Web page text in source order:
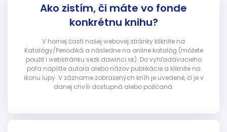
Ako zistím, či máte vo fonde
konkrétnu knihu?
V hornej časti našej webovej stránky kliknite na
Katalógy/Periodiká a následne na online katalóg (môžete
použiť i webstránku sezk.dawinci.sk). Do vyhľadávacieho
poľa napíšte autora alebo názov publikácie a kliknite na
ikonu lupy. V zázname zobrazených kníh je uvedené, či je v
danej chvíli dostupná alebo požičaná.